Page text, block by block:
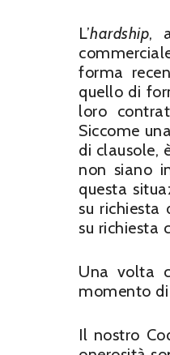
L’hardship,
forma
quello di
loro
Siccome
di clausole,
non siano
questa
su richiesta
su richiesta
Una volta
momento
Il nostro